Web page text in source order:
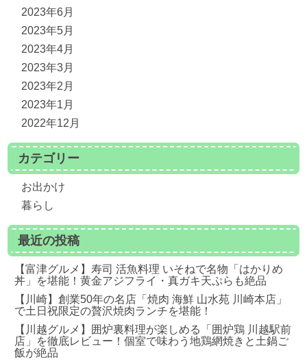
2023年6月
2023年5月
2023年4月
2023年3月
2023年2月
2023年1月
2022年12月
カテゴリー
お出かけ
暮らし
最近の投稿
【富津グルメ】寿司 活魚料理 いそねで名物「はかりめ
丼」を堪能！黄金アジフライ・真ガキ天ぷらも絶品
【川崎】創業50年の名店「焼肉 海鮮 山水苑 川崎本店」
で土日祝限定の贅沢焼肉ランチを堪能！
【川越グルメ】囲炉裏料理が楽しめる「囲炉鶏 川越駅前
店」を徹底レビュー！個室で味わう地鶏網焼きと土鍋ご
飯が絶品